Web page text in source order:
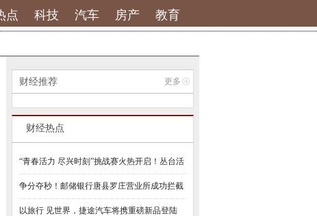
点 科技 汽车 房产 教育
财经推荐 更多
财经热点
“青春活力 尽兴时刻”挑战赛火热开启！丛台活
分子邀你
争分夺秒！邮储银行唐县罗庄营业所成功拦截
一起电信诈骗
以旅行 见世界，捷途汽车将携重磅新品登陆